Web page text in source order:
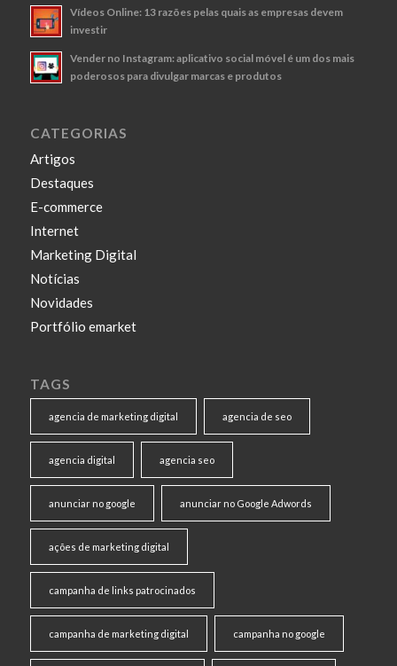
Vídeos Online: 13 razões pelas quais as empresas devem
investir
Vender no Instagram: aplicativo social móvel é um dos mais
poderosos para divulgar marcas e produtos
CATEGORIAS
Artigos
Destaques
E-commerce
Internet
Marketing Digital
Notícias
Novidades
Portfólio emarket
TAGS
agencia de marketing digital agencia de seo
agencia digital agencia seo
anunciar no google anunciar no Google Adwords
ações de marketing digital
campanha de links patrocinados
campanha de marketing digital campanha no google